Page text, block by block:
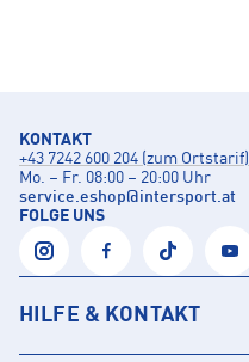
KONTAKT
+43 7242 600 204 (zum Ortstarif)
Mo. – Fr. 08:00 – 20:00 Uhr
service.eshop@intersport.at
FOLGE UNS
HILFE & KONTAKT